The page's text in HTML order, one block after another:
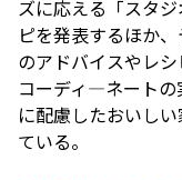
ズに応える「スタ
ピを発表するほか
のアドバイスやレ
コーディ―ネートの
に配慮したおいし
ている。